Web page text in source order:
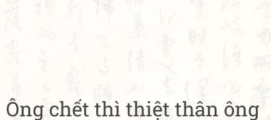
Ông chết thì thiệt thân ông